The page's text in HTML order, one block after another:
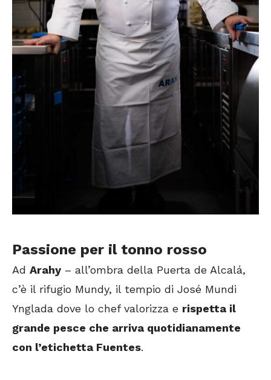
Passione per il tonno rosso
Ad Arahy – all’ombra della Puerta de Alcalá,
c’è il rifugio Mundy, il tempio di José Mundi
Ynglada dove lo chef valorizza e rispetta il
grande pesce che arriva quotidianamente
con l’etichetta Fuentes.